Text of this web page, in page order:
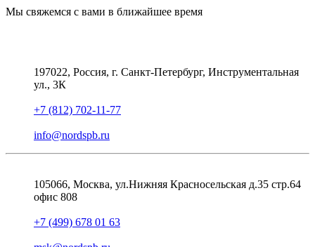
Мы свяжемся с вами в ближайшее время
197022, Россия, г. Санкт-Петербург, Инструментальная
ул., 3К
+7 (812) 702-11-77
info@nordspb.ru
105066, Москва, ул.Нижняя Красносельская д.35 стр.64
офис 808
+7 (499) 678 01 63